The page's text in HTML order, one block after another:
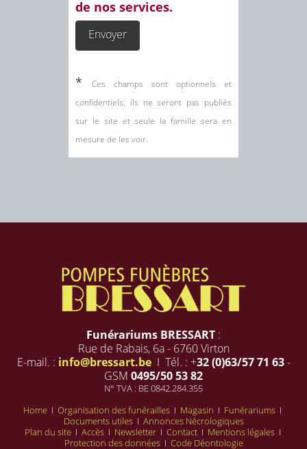
de nos services.
*Ces champs sont optionnels et
confidentiels, ils ne seront pas publiés
sur le site et seule la famille sera en
mesure de les voir.
Funérariums BRESSART :
Rue de Rabais, 6a - 6760 Virton
E-mail. : info@bressart.beI Tél. : +32 (0)63/57 71 63-
GSM 0495/50 53 82
N° TVA : BE 0842.284.355
Home I Organisation des funérailles I Magasin I Funérariums I
Documents utiles I Annonces Nécrologiques
Plan du site I Accès I Newsletter I Contact I Mentions légales I
Protection des données I Code Déontologie